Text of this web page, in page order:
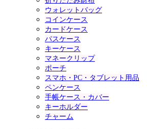
ウォレットバッグ
コインケース
カードケース
パスケース
キーケース
マネークリップ
ポーチ
スマホ・PC・タブレット用品
ペンケース
手帳ケース・カバー
キーホルダー
チャーム